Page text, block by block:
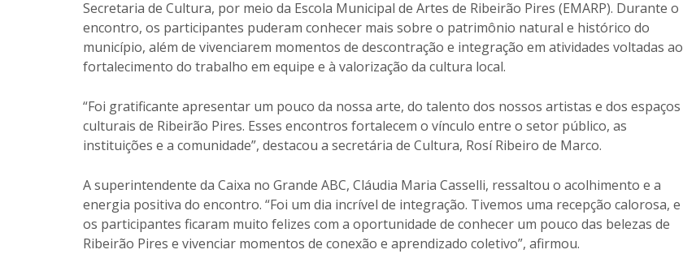
Secretaria de Cultura, por meio da Escola Municipal de Artes de Ribeirão Pires (EMARP). Durante o
encontro, os participantes puderam conhecer mais sobre o patrimônio natural e histórico do
município, além de vivenciarem momentos de descontração e integração em atividades voltadas ao
fortalecimento do trabalho em equipe e à valorização da cultura local.
“Foi gratificante apresentar um pouco da nossa arte, do talento dos nossos artistas e dos espaços
culturais de Ribeirão Pires. Esses encontros fortalecem o vínculo entre o setor público, as
instituições e a comunidade”, destacou a secretária de Cultura, Rosí Ribeiro de Marco.
A superintendente da Caixa no Grande ABC, Cláudia Maria Casselli, ressaltou o acolhimento e a
energia positiva do encontro. “Foi um dia incrível de integração. Tivemos uma recepção calorosa, e
os participantes ficaram muito felizes com a oportunidade de conhecer um pouco das belezas de
Ribeirão Pires e vivenciar momentos de conexão e aprendizado coletivo”, afirmou.